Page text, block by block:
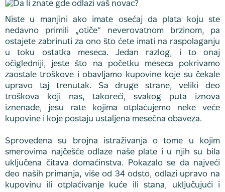
Niste u manjini ako imate osećaj da plata koju ste
nedavno primili „otiče“ neverovatnom brzinom, pa
ostajete zabrinuti za ono što ćete imati na raspolaganju
u toku ostatka meseca. Jedan razlog, i to onaj
očigledniji, jeste što na početku meseca pokrivamo
zaostale troškove i obavljamo kupovine koje su čekale
upravo taj trenutak. Sa druge strane, veliki deo
troškova koji nas, takoreći, svakog puta iznova
iznenade, jesu rate kojima otplaćujemo neke veće
kupovine i koje postaju ustaljena mesečna obaveza.
Sprovedena su brojna istraživanja o tome u kojim
smerovima najčešće odlaze naše plate i u njih su bila
uključena čitava domaćinstva. Pokazalo se da najveći
deo naših primanja, više od 34 odsto, odlazi upravo na
kupovinu ili otplaćivanje kuće ili stana, uključujući i